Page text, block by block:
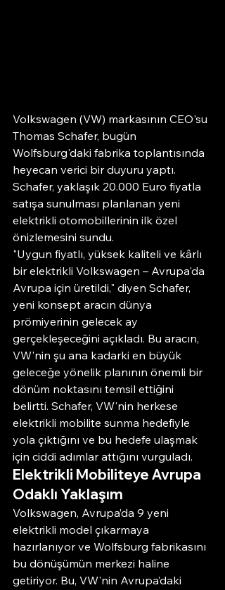
Volkswagen (VW) markasının CEO'su
Thomas Schafer, bugün
Wolfsburg'daki fabrika toplantısında
heyecan verici bir duyuru yaptı.
Schafer, yaklaşık 20.000 Euro fiyatla
satışa sunulması planlanan yeni
elektrikli otomobillerinin ilk özel
önizlemesini sundu.
"Uygun fiyatlı, yüksek kaliteli ve kârlı
bir elektrikli Volkswagen – Avrupa'da
Avrupa için üretildi," diyen Schafer,
yeni konsept aracın dünya
prömiyerinin gelecek ay
gerçekleşeceğini açıkladı. Bu aracın,
VW'nin şu ana kadarki en büyük
geleceğe yönelik planının önemli bir
dönüm noktasını temsil ettiğini
belirtti. Schafer, VW'nin herkese
elektrikli mobilite sunma hedefiyle
yola çıktığını ve bu hedefe ulaşmak
için ciddi adımlar attığını vurguladı.
Elektrikli Mobiliteye Avrupa
Odaklı Yaklaşım
Volkswagen, Avrupa’da 9 yeni
elektrikli model çıkarmaya
hazırlanıyor ve Wolfsburg fabrikasını
bu dönüşümün merkezi haline
getiriyor. Bu, VW'nin Avrupa’daki